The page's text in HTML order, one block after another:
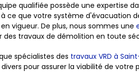
qualifiée possède une expertise
ce que votre système d'évacuation
vigueur. De plus, nous sommes une
des travaux de démolition en toute
spécialistes des travaux VRD à
pour assurer la viabilité de votre